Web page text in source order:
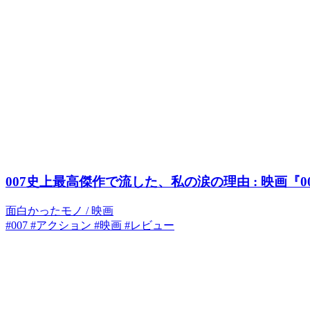
007史上最高傑作で流した、私の涙の理由 : 映画『
面白かったモノ / 映画
#007 #アクション #映画 #レビュー